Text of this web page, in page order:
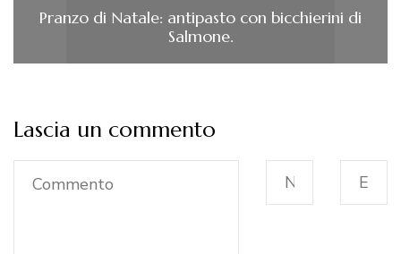
Pranzo di Natale: antipasto con bicchierini di
Salmone.
Lascia un commento